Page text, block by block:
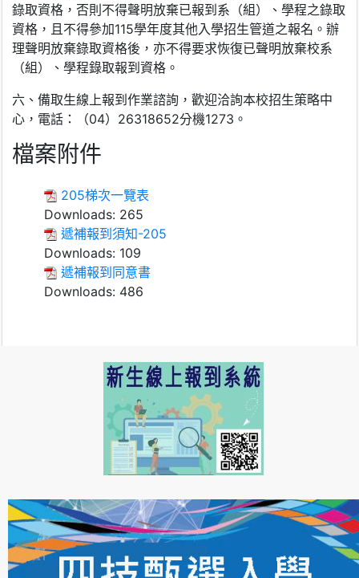
錄取資格，否則不得聲明放棄已報到系（組）、學程之錄取
資格，且不得參加115學年度其他入學招生管道之報名。辦
理聲明放棄錄取資格後，亦不得要求恢復已聲明放棄校系
（組）、學程錄取報到資格。
六、備取生線上報到作業諮詢，歡迎洽詢本校招生策略中
心，電話：（04）26318652分機1273。
檔案附件
205梯次一覽表
Downloads: 265
遞補報到須知-205
Downloads: 109
遞補報到同意書
Downloads: 486